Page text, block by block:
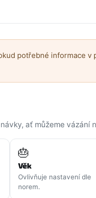
potřebné informace v
ať můžeme vázání
🎂
Věk
Ovlivňuje nastavení dle
norem.